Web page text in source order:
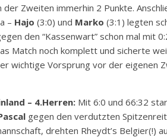
der Zweiten immerhin 2 Punkte.
– Hajo (3:0) und Marko (3:1) legten
den “Kassenwart” schon mal mit
Match noch komplett und sicherte
wichtige Vorsprung vor der eigenen
– 4.Herren: Mit 6:0 und 66:32
gegen den verdutzten
drehten Rheydt’s Belgier(!)